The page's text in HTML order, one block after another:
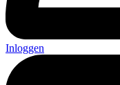
Inloggen